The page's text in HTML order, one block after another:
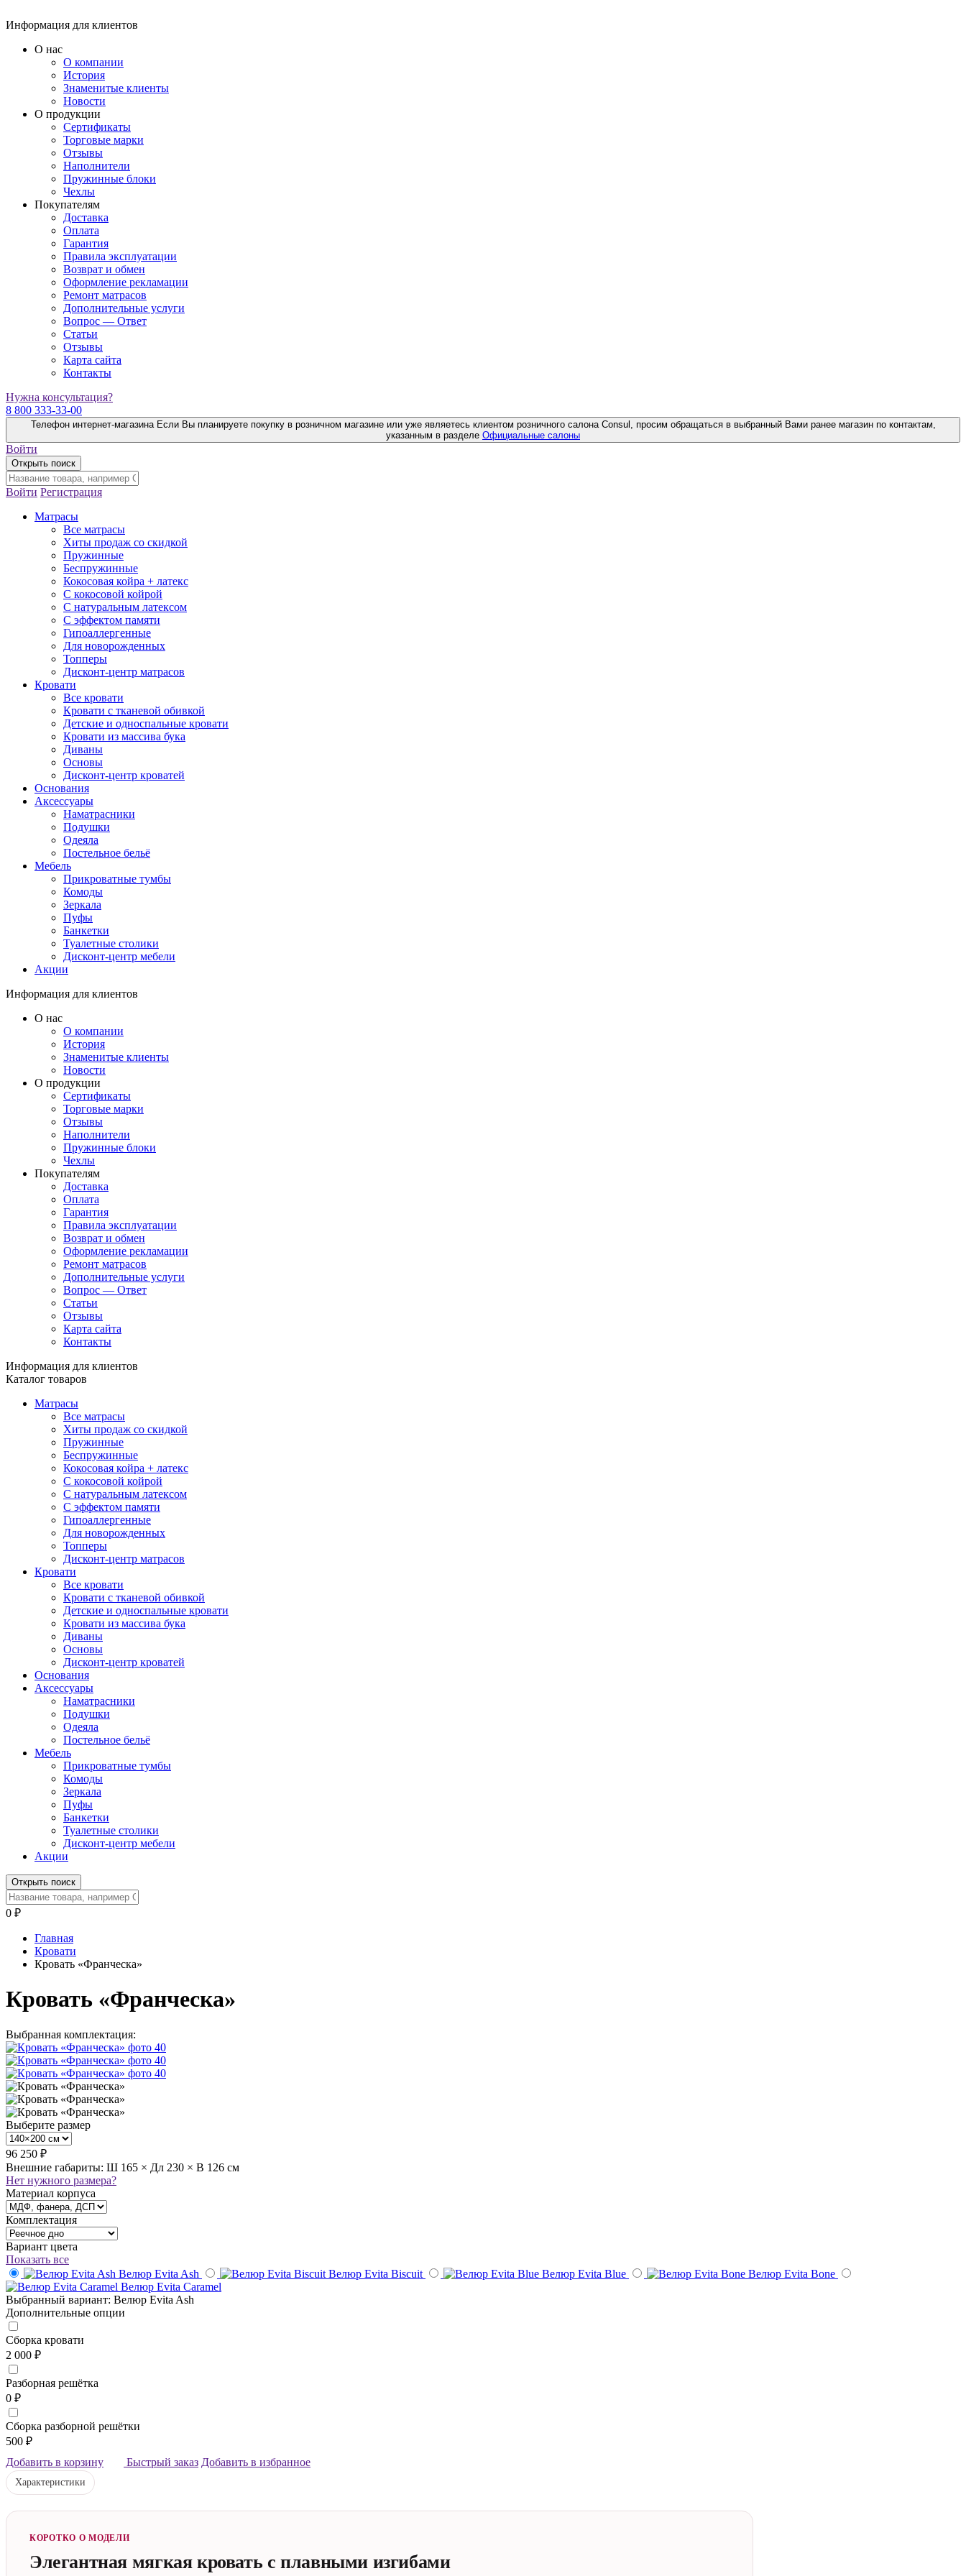
Информация для клиентов
О нас
О компании
История
Знаменитые клиенты
Новости
О продукции
Сертификаты
Торговые марки
Отзывы
Наполнители
Пружинные блоки
Чехлы
Покупателям
Доставка
Оплата
Гарантия
Правила эксплуатации
Возврат и обмен
Оформление рекламации
Ремонт матрасов
Дополнительные услуги
Вопрос — Ответ
Статьи
Отзывы
Карта сайта
Контакты
Нужна консультация?
8 800 333-33-00
Телефон интернет-магазина Если Вы планируете покупку в розничном магазине или уже являетесь клиентом розничного салона Consul, просим обращаться в выбранный Вами ранее магазин по контактам,
указанным в разделе Официальные салоны
Войти
Открыть поиск
Войти Регистрация
Матрасы
Все матрасы
Хиты продаж со скидкой
Пружинные
Беспружинные
Кокосовая койра + латекс
С кокосовой койрой
С натуральным латексом
С эффектом памяти
Гипоаллергенные
Для новорожденных
Топперы
Дисконт-центр матрасов
Кровати
Все кровати
Кровати с тканевой обивкой
Детские и односпальные кровати
Кровати из массива бука
Диваны
Основы
Дисконт-центр кроватей
Основания
Аксессуары
Наматрасники
Подушки
Одеяла
Постельное бельё
Мебель
Прикроватные тумбы
Комоды
Зеркала
Пуфы
Банкетки
Туалетные столики
Дисконт-центр мебели
Акции
Информация для клиентов
О нас
О компании
История
Знаменитые клиенты
Новости
О продукции
Сертификаты
Торговые марки
Отзывы
Наполнители
Пружинные блоки
Чехлы
Покупателям
Доставка
Оплата
Гарантия
Правила эксплуатации
Возврат и обмен
Оформление рекламации
Ремонт матрасов
Дополнительные услуги
Вопрос — Ответ
Статьи
Отзывы
Карта сайта
Контакты
Информация для клиентов
Каталог товаров
Матрасы
Все матрасы
Хиты продаж со скидкой
Пружинные
Беспружинные
Кокосовая койра + латекс
С кокосовой койрой
С натуральным латексом
С эффектом памяти
Гипоаллергенные
Для новорожденных
Топперы
Дисконт-центр матрасов
Кровати
Все кровати
Кровати с тканевой обивкой
Детские и односпальные кровати
Кровати из массива бука
Диваны
Основы
Дисконт-центр кроватей
Основания
Аксессуары
Наматрасники
Подушки
Одеяла
Постельное бельё
Мебель
Прикроватные тумбы
Комоды
Зеркала
Пуфы
Банкетки
Туалетные столики
Дисконт-центр мебели
Акции
Открыть поиск
0 ₽
Главная
Кровати
Кровать «Франческа»
Кровать «Франческа»
Выбранная комплектация:
Выберите размер
96 250 ₽
Внешние габариты: Ш 165 × Дл 230 × В 126 см
Нет нужного размера?
Материал корпуса
Комплектация
Вариант цвета
Показать все
Велюр Evita Ash
Велюр Evita Biscuit Велюр Evita Blue
Велюр Evita Bone
Велюр Evita Caramel
Выбранный вариант: Велюр Evita Ash
Дополнительные опции
Сборка кровати
2 000 ₽
Разборная решётка
0 ₽
Сборка разборной решётки
500 ₽
Добавить в корзину
Быстрый заказ Добавить в избранное
Характеристики
КОРОТКО О МОДЕЛИ
Элегантная мягкая кровать с плавными изгибами